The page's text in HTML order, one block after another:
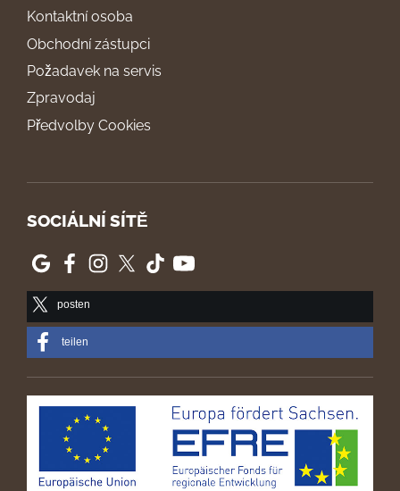
Kontaktní osoba
Obchodní zástupci
Požadavek na servis
Zpravodaj
Předvolby Cookies
SOCIÁLNÍ SÍTĚ
posten
teilen